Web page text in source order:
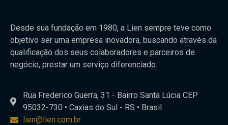
Desde sua fundação em 1980, a Lien sempre teve como
objetivo ser uma empresa inovadora, buscando através da
qualificação dos seus colaboradores e parceiros de
negócio, prestar um serviço diferenciado.
Rua Frederico Guerra, 31 - Bairro Santa Lúcia CEP
95032-730 • Caxias do Sul - RS • Brasil
lien@lien.com.br